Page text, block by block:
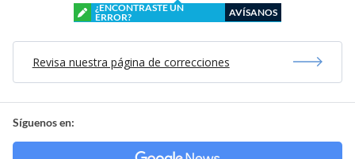
¿ENCONTRASTE UN
ERROR?
AVÍSANOS
Revisa nuestra página de correcciones
Síguenos en: